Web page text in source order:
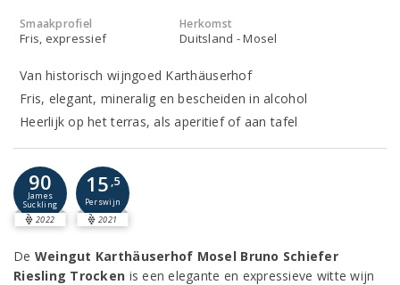
Smaakprofiel
Fris, expressief
Herkomst
Duitsland - Mosel
Van historisch wijngoed Karthäuserhof
Fris, elegant, mineralig en bescheiden in alcohol
Heerlijk op het terras, als aperitief of aan tafel
90
James
Suckling
2022
15 ,5
Perswijn
2021
De Weingut Karthäuserhof Mosel Bruno Schiefer
Riesling Trocken is een elegante en expressieve witte wijn